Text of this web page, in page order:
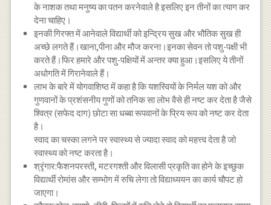
के नाशक तथा मनुष्य का पतन करनेवाले है इसलिए इन तीनों का त्याग कर
देना चाहिए।
इनकी गिरफ्त में आनेवाले विद्यार्थी को इन्द्रिय सुख और भौतिक सुख ही
अच्छे लगते हैं।खाना,पीना और मौज करना।इनका सेवन तो पशु-पक्षी भी
करते हैं।फिर हमारे और पशु-पक्षियों में अन्तर क्या हुआ।इसलिए ये तीनों
अधोगति में गिरानेवाले हैं।
लाभ के बारे में योगवाशिष्ठ में कहा है कि यशस्वियों के निर्मल यश को और
गुणवानों के प्रशंसनीय गुणों को तनिक सा लोभ वैसे ही नष्ट कर देता है जैसे
श्वित्र (सफेद दाग) छोटा सा धब्बा रूपवानों के प्रिय रूप को नष्ट कर देता
है।
स्वाद का चस्का लगने पर स्वास्थ्य से ज्यादा स्वाद को महत्त्व देता है जो
स्वास्थ्य को नष्ट करता है।
श्रृंगार:फैशनपरस्ती, मटरगश्ती और विलासी प्रकृति का होने के इच्छुक
विद्यार्थी रोमांस और सम्भोग में रुचि लेगा तो विद्याध्ययन का कार्य चौपट हो
जाएगा।